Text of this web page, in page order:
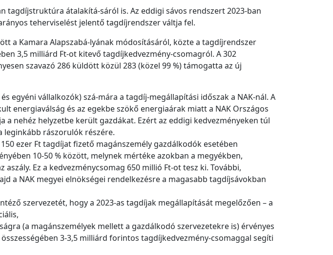
átalakítá-sáról is. Az eddigi sávos rendszert 2023-ban
teherviselést jelentő tagdíjrendszer váltja fel.
a Kamara Alapszabá-lyának módosításáról, közte a tagdíjrendszer
3,5 milliárd Ft-ot kitevő tagdíjkedvezmény-csomagról. A 302
szavazó 286 küldött közül 283 (közel 99 %) támogatta az új
egyéni vállalkozók) szá-mára a tagdíj-megállapítási időszak a NAK-nál. A
energiaválság és az egekbe szökő energiaárak miatt a NAK Országos
nehéz helyzetbe került gazdákat. Ezért az eddigi kedvezményeken túl
leginkább rászorulók részére.
ezer Ft tagdíjat fizető magánszemély gazdálkodók esetében
10-50 % között, melynek mértéke azokban a megyékben,
Ez a kedvezménycsomag 650 millió Ft-ot tesz ki. További,
a NAK megyei elnökségei rendelkezésre a magasabb tagdíjsávokban
szervezetét, hogy a 2023-as tagdíjak megállapítását megelőzően – a
(a magánszemélyek mellett a gazdálkodó szervezetekre is) érvényes
3-3,5 milliárd forintos tagdíjkedvezmény-csomaggal segíti